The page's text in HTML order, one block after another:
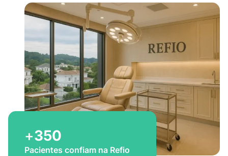
+350
Pacientes confiam na Refio